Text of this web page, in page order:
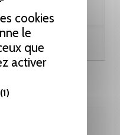
cookies
le
que
activer
(1)